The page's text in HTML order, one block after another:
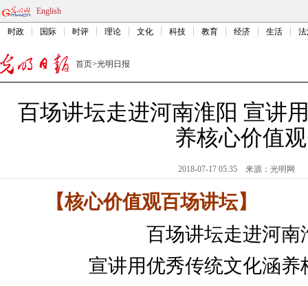
English
时政 国际 时评 理论 文化 科技 教育 经济 生活
首页>光明日报
百场讲坛走进河南淮阳 宣讲
养核心价值观
2018-07-17 05:35 来源： 光明网
【核心价值观百场讲坛】
百场讲坛走进河南
宣讲用优秀传统文化涵养